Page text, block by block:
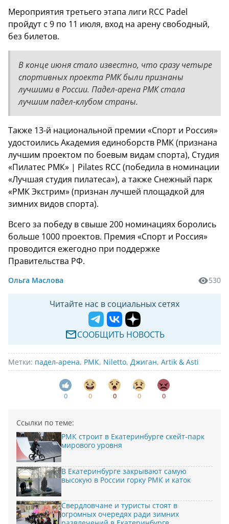
Мероприятия третьего этапа лиги RCC Padel
пройдут с 9 по 11 июля, вход на арену свободный,
без билетов.
В конце июня стало известно, что сразу четыре
спортивных проекта РМК были признаны
лучшими в России. Падел-арена РМК стала
лучшим падел-клубом страны.
Также 13-й национальной премии «Спорт и Россия»
удостоились Академия единоборств РМК (признана
лучшим проектом по боевым видам спорта), Студия
«Пилатес РМК» | Pilates RCC (победила в номинации
«Лучшая студия пилатеса»), а также Снежный парк
«РМК Экстрим» (признан лучшей площадкой для
зимних видов спорта).
Всего за победу в свыше 200 номинациях боролись
больше 1000 проектов. Премия «Спорт и Россия»
проводится ежегодно при поддержке
Правительства РФ.
Ольга Маслова 530
Читайте нас в социальных сетях
СООБЩИТЬ НОВОСТЬ
Метки: падел-арена, РМК, Niletto, Джиган, Artik & Asti
0 0 0 0 0
Ссылки по теме:
РМК строит в Екатеринбурге скейт-парк
мирового уровня
В Екатеринбурге закрывают самую
высокую в России горку РМК и каток
Свердловчане и туристы стоят в
огромных очередях ради зимних